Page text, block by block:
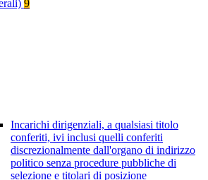
9
Incarichi dirigenziali, a qualsiasi titolo
conferiti, ivi inclusi quelli conferiti
discrezionalmente dall'organo di indirizzo
politico senza procedure pubbliche di
selezione e titolari di posizione